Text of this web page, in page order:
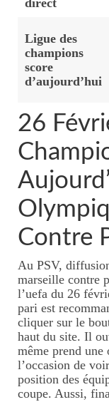
direct
Ligue des
champions
score
d’aujourd’hui
26
Contre
Au PSV,
marseille contre
l’uefa du 26
pari est
cliquer sur le
haut du site. Il
même prend une
l’occasion de
position des
coupe. Aussi,